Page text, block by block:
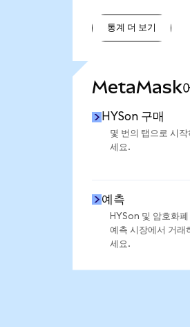
통계 더 보기
MetaMask
HYSon 구매
몇 번의 탭으로 시작
세요.
예측
HYSon 및 암호화폐
예측 시장에서 거래
세요.